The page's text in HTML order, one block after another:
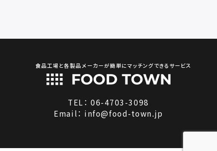
食品工場と各製品メーカーが簡単にマッチングできるサービス
TEL：06-4703-3098
Email： info@food-town.jp